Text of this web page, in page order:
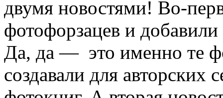
двумя новостями! Во-
фотофорзацев и
Да, да —это именно те
создавали для авторских